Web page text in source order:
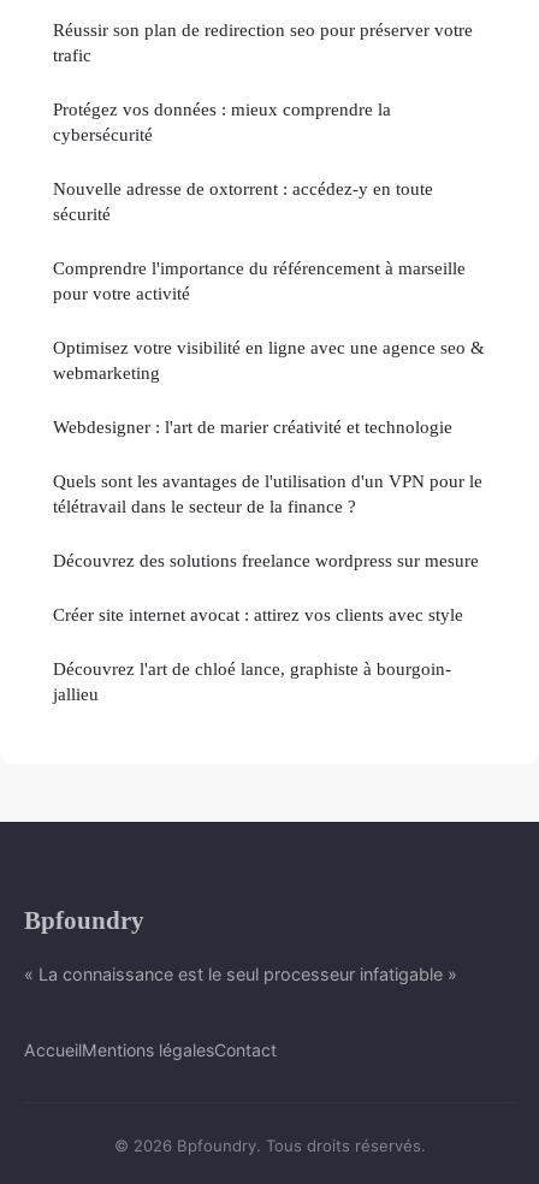
Réussir son plan de redirection seo pour préserver votre
trafic
Protégez vos données : mieux comprendre la
cybersécurité
Nouvelle adresse de oxtorrent : accédez-y en toute
sécurité
Comprendre l'importance du référencement à marseille
pour votre activité
Optimisez votre visibilité en ligne avec une agence seo &
webmarketing
Webdesigner : l'art de marier créativité et technologie
Quels sont les avantages de l'utilisation d'un VPN pour le
télétravail dans le secteur de la finance ?
Découvrez des solutions freelance wordpress sur mesure
Créer site internet avocat : attirez vos clients avec style
Découvrez l'art de chloé lance, graphiste à bourgoin-
jallieu
Bpfoundry
« La connaissance est le seul processeur infatigable »
AccueilMentions légalesContact
© 2026 Bpfoundry. Tous droits réservés.